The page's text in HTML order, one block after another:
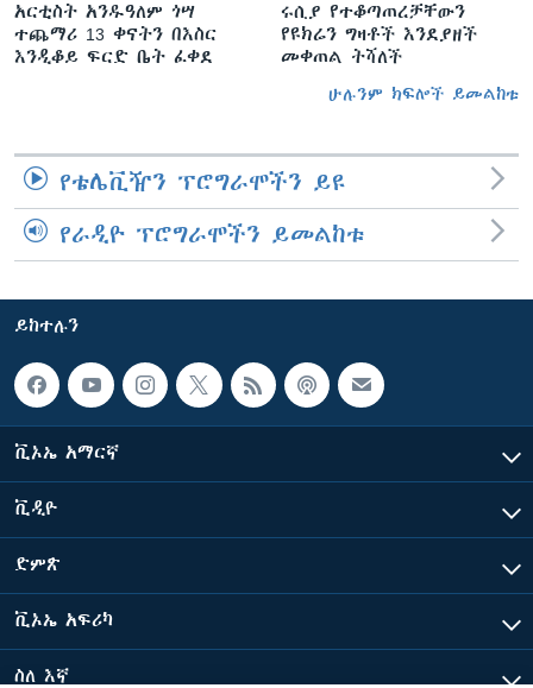
አርቲስት አንዱዓለም ጎሣ
ተጨማሪ 13 ቀናትን በእስር
እንዲቆይ ፍርድ ቤት ፈቀደ
ሩሲያ የተቆጣጠረቻቸውን
የዩክሬን ግዛቶች እንደያዘች
መቀጠል ትሻለች
ሁሉንም ክፍሎች ይመልከቱ
የቴሌቪዥን ፕሮግራሞችን ይዩ
የራዲዮ ፕሮግራሞችን ይመልከቱ
ይከተሉን
ቪኦኤ አማርኛ
ቪዲዮ
ድምጽ
ቪኦኤ አፍሪካ
ስለ እኛ